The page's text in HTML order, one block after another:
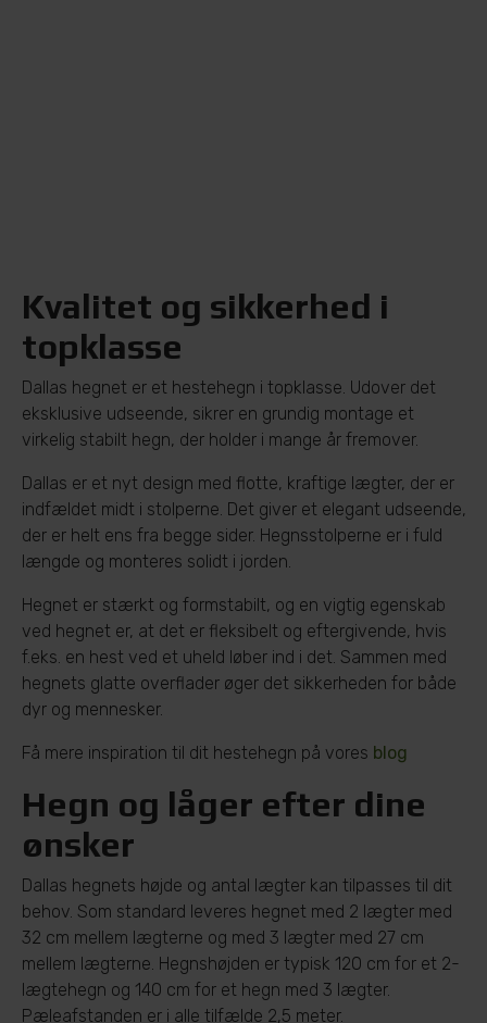
Kvalitet og sikkerhed i
topklasse
Dallas hegnet er et hestehegn i topklasse. Udover det
eksklusive udseende, sikrer en grundig montage et
virkelig stabilt hegn, der holder i mange år fremover.
Dallas er et nyt design med flotte, kraftige lægter, der er
indfældet midt i stolperne. Det giver et elegant udseende,
der er helt ens fra begge sider. Hegnsstolperne er i fuld
længde og monteres solidt i jorden.
Hegnet er stærkt og formstabilt, og en vigtig egenskab
ved hegnet er, at det er fleksibelt og eftergivende, hvis
f.eks. en hest ved et uheld løber ind i det. Sammen med
hegnets glatte overflader øger det sikkerheden for både
dyr og mennesker.
Få mere inspiration til dit hestehegn på vores blog
Hegn og låger efter dine
ønsker
Dallas hegnets højde og antal lægter kan tilpasses til dit
behov. Som standard leveres hegnet med 2 lægter med
32 cm mellem lægterne og med 3 lægter med 27 cm
mellem lægterne. Hegnshøjden er typisk 120 cm for et 2-
lægtehegn og 140 cm for et hegn med 3 lægter.
Pæleafstanden er i alle tilfælde 2,5 meter.